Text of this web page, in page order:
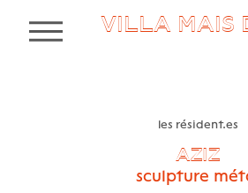
VILLA MAIS
MENU
les résident.es
AZIZ
sculpture